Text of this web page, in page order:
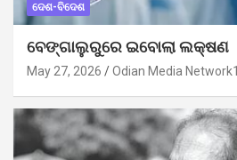
ଦେଶ-ବିଦେଶ
ବେଙ୍ଗାଲୁରୁରେ ଇବୋଲା ଲକ୍ଷଣ
May 27, 2026 Odian Media Network1